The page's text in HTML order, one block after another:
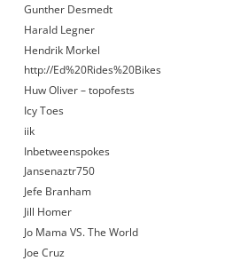
Gunther Desmedt
Harald Legner
Hendrik Morkel
http://Ed%20Rides%20Bikes
Huw Oliver – topofests
Icy Toes
iik
Inbetweenspokes
Jansenaztr750
Jefe Branham
Jill Homer
Jo Mama VS. The World
Joe Cruz